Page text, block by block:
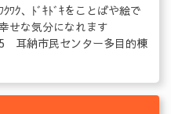
ﾜｸ、ﾄﾞｷﾄﾞｷをことばや絵で
せな気分になれます
耳納市民センター多目的棟